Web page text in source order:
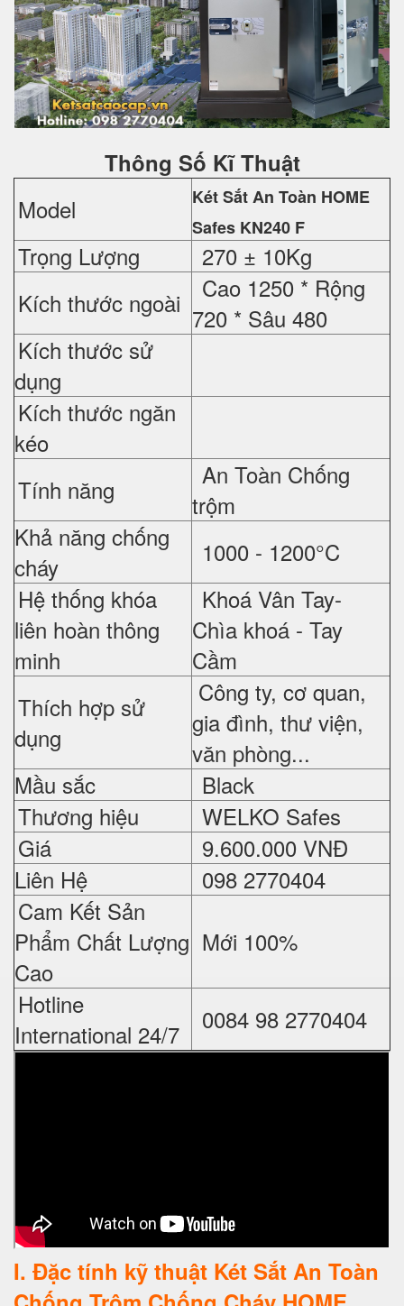
Thông Số Kĩ Thuật
Model
Két Sắt An Toàn HOME
Safes KN240 F
Trọng Lượng
270 ± 10Kg
Kích thước ngoài
Cao 1250 * Rộng
720 * Sâu 480
Kích thước sử
dụng
Kích thước ngăn
kéo
Tính năng
An Toàn Chống
trộm
Khả năng chống
cháy
1000 - 1200°C
Hệ thống khóa
liên hoàn thông
minh
Khoá Vân Tay-
Chìa khoá - Tay
Cầm
Thích hợp sử
dụng
Công ty, cơ quan,
gia đình, thư viện,
văn phòng...
Mầu sắc
Black
Thương hiệu
WELKO Safes
Giá
9.600.000 VNĐ
Liên Hệ
098 2770404
Cam Kết Sản
Phẩm Chất Lượng
Cao
Mới 100%
Hotline
International 24/7
0084 98 2770404
I. Đặc tính kỹ thuật Két Sắt An Toàn